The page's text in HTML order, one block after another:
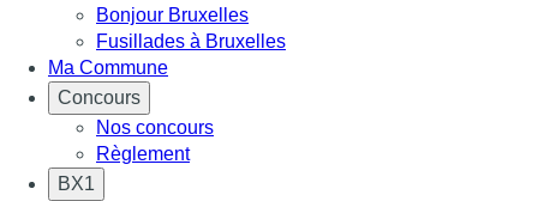
Bonjour Bruxelles
Fusillades à Bruxelles
Ma Commune
Concours
Nos concours
Règlement
BX1